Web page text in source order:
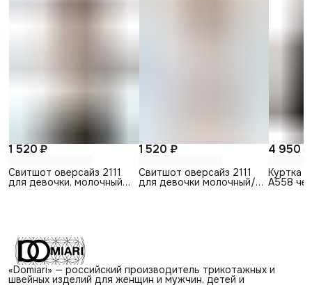
1 520 ₽
Свитшот оверсайз 2111
для девочки, молочный/
1 520 ₽
Свитшот оверсайз 2111
для девочки молочный/
4 950 ₽
Куртка
А558
«Domiari» — российский производитель трикотажных и
швейных изделий для женщин и мужчин, детей и